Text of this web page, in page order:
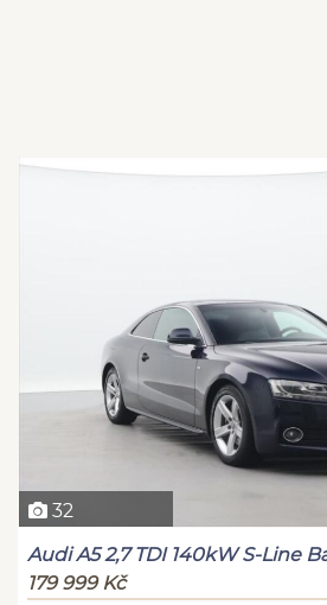
32
Audi A5 2,7 TDI 140kW S-Line
179 999 Kč